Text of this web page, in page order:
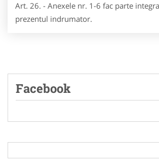
Art. 26. - Anexele nr. 1-6 fac parte
prezentul indrumator.
Facebook